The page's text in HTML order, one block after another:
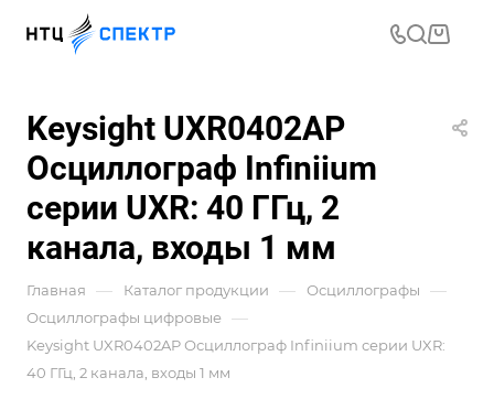
Keysight UXR0402AP
Осциллограф Infiniium
серии UXR: 40 ГГц, 2
канала, входы 1 мм
Главная — Каталог продукции — Осциллографы —
Осциллографы цифровые —
Keysight UXR0402AP Осциллограф Infiniium серии UXR:
40 ГГц, 2 канала, входы 1 мм